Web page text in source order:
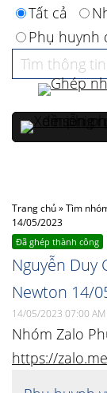
Trang chủ»Tìm
14/05/2023
Đã ghép thành công
Nguyễn Duy
Newton 14/
14/05/2023 07:00 AM
Nhóm Zalo
https://
Tất cả
Phụ huynh